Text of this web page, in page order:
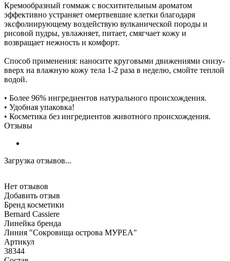
Кремообразный гоммаж с восхитительным ароматом
эффективно устраняет омертвевшие клетки благодаря
эксфолиирующему воздействую вулканической породы и
рисовой пудры, увлажняет, питает, смягчает кожу и
возвращает нежность и комфорт.
Способ применения: наносите круговыми движениями снизу-
вверх на влажную кожу тела 1-2 раза в неделю, смойте теплой
водой.
• Более 96% ингредиентов натурального происхождения.
• Удобная упаковка!
• Косметика без ингредиентов животного происхождения.
Отзывы
Загрузка отзывов...
Нет отзывов
Добавить отзыв
Бренд косметики
Bernard Cassiere
Линейка бренда
Линия "Сокровища острова МУРЕА"
Артикул
38344